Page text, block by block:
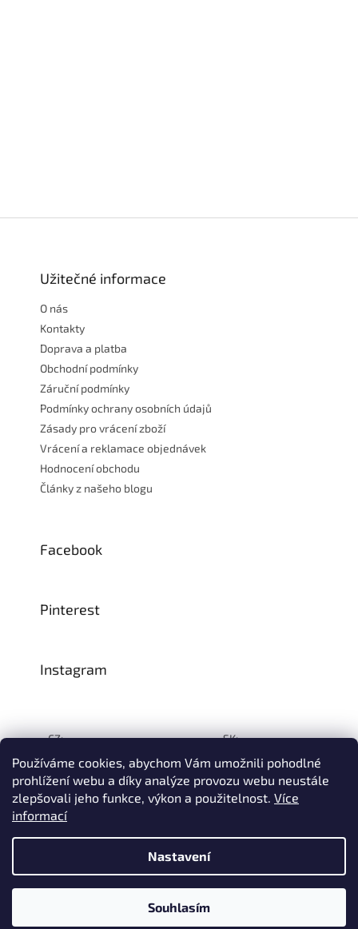
Používáme cookies, abychom Vám umožnili pohodlné
prohlížení webu a díky analýze provozu webu neustále
zlepšovali jeho funkce, výkon a použitelnost. Více
informací
Nastavení
Souhlasím
Na přelomu července a srpna může dojít k určitému zpoždění
dodávek zboží do našeho skladu, a tím i k prodloužení termínu
doručení Vaší objednávky, a to z důvodu celozávodních
dovolených našich slovinských dodavatelů. Děkujeme za
Užitečné informace
O nás
Kontakty
Doprava a platba
Obchodní podmínky
Záruční podmínky
Podmínky ochrany osobních údajů
Zásady pro vrácení zboží
Vrácení a reklamace objednávek
Hodnocení obchodu
Články z našeho blogu
Facebook
Pinterest
Instagram
CZ: SK:
Vytvořil Shoptet
© 1993–2026INTEA SERVICE s.r.o.Všechna práva vyhrazena.